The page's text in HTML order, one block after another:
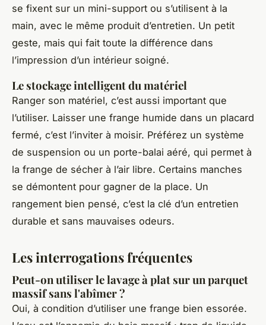
se fixent sur un mini-support ou s’utilisent à la
main, avec le même produit d’entretien. Un petit
geste, mais qui fait toute la différence dans
l’impression d’un intérieur soigné.
Le stockage intelligent du matériel
Ranger son matériel, c’est aussi important que
l’utiliser. Laisser une frange humide dans un placard
fermé, c’est l’inviter à moisir. Préférez un système
de suspension ou un porte-balai aéré, qui permet à
la frange de sécher à l’air libre. Certains manches
se démontent pour gagner de la place. Un
rangement bien pensé, c’est la clé d’un entretien
durable et sans mauvaises odeurs.
Les interrogations fréquentes
Peut-on utiliser le lavage à plat sur un parquet
massif sans l'abîmer ?
Oui, à condition d’utiliser une frange bien essorée.